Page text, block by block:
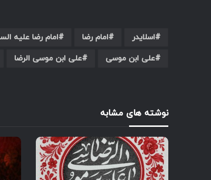
اسلایدر امام رضا امام رضا علیه
علی ابن موسی
علی ابن موسی الرضا
نوشته های مشابه